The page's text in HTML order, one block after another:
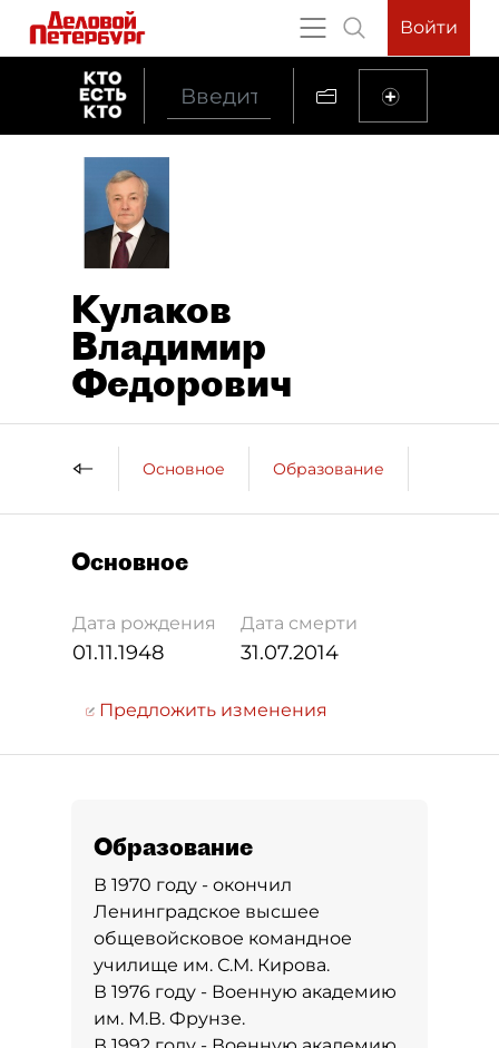
Войти
Кулаков
Владимир
Федорович
Основное Образование
Основное
Дата рождения
01.11.1948
Дата смерти
31.07.2014
Предложить изменения
Образование
В 1970 году - окончил
Ленинградское высшее
общевойсковое командное
училище им. С.М. Кирова.
В 1976 году - Военную академию
им. М.В. Фрунзе.